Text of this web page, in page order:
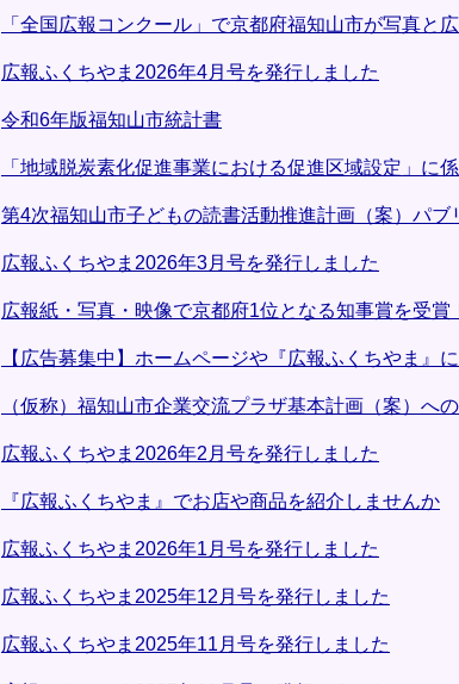
「全国広報コンクール」で京都府福知山市が写真と
広報ふくちやま2026年4月号を発行しました
令和6年版福知山市統計書
「地域脱炭素化促進事業における促進区域設定」に
第4次福知山市子どもの読書活動推進計画（案）パブ
広報ふくちやま2026年3月号を発行しました
広報紙・写真・映像で京都府1位となる知事賞を受賞
【広告募集中】ホームページや『広報ふくちやま』
（仮称）福知山市企業交流プラザ基本計画（案）へ
広報ふくちやま2026年2月号を発行しました
『広報ふくちやま』でお店や商品を紹介しませんか
広報ふくちやま2026年1月号を発行しました
広報ふくちやま2025年12月号を発行しました
広報ふくちやま2025年11月号を発行しました